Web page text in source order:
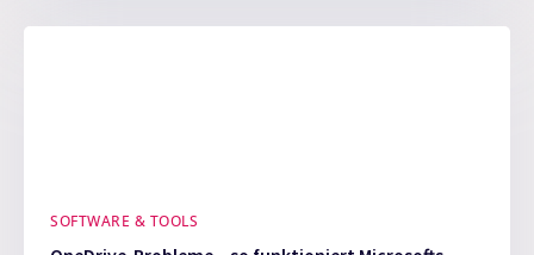
SOFTWARE & TOOLS